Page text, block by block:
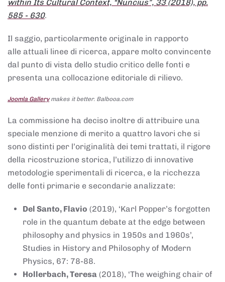
within Its Cultural Context, “Nuncius”, 33 (2018), pp.
585 - 630.
Il saggio, particolarmente originale in rapporto
alle attuali linee di ricerca, appare molto convincente
dal punto di vista dello studio critico delle fonti e
presenta una collocazione editoriale di rilievo.
Joomla Gallerymakes it better. Balbooa.com
La commissione ha deciso inoltre di attribuire una
speciale menzione di merito a quattro lavori che si
sono distinti per l’originalità dei temi trattati, il rigore
della ricostruzione storica, l’utilizzo di innovative
metodologie sperimentali di ricerca, e la ricchezza
delle fonti primarie e secondarie analizzate:
Del Santo, Flavio (2019), ‘Karl Popper’s forgotten
role in the quantum debate at the edge between
philosophy and physics in 1950s and 1960s’,
Studies in History and Philosophy of Modern
Physics, 67: 78-88.
Hollerbach, Teresa (2018), ‘The weighing chair of